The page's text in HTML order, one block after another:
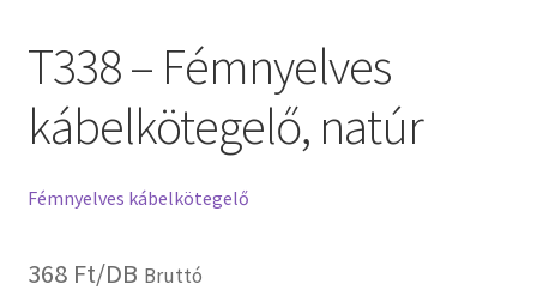
T338 – Fémnyelves
kábelkötegelő, natúr
Fémnyelves kábelkötegelő
368 Ft/DB Bruttó